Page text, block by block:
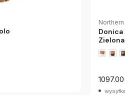
Northern
Donica
1097.00